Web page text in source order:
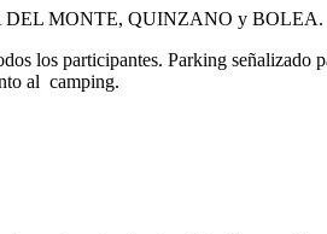
DEL MONTE, QUINZANO y BOLEA.
los participantes. Parking señalizado
al camping.